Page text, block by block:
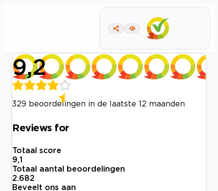
9,2
329 beoordelingen in de laatste 12 maanden
Reviews for
Totaal score
9,1
Totaal aantal beoordelingen
2.682
Beveelt ons aan